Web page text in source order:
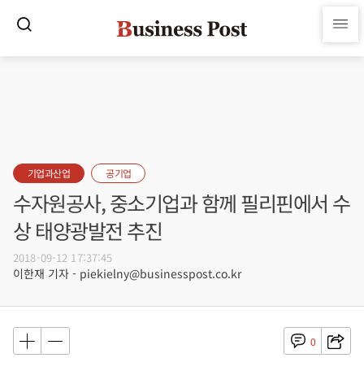
기업과산업 공기업
수자원공사, 중소기업과 함께 필리핀에서 수
상 태양광발전 추진
2018-09-12 17:37:45
이한재 기자 - piekielny@businesspost.co.kr
0